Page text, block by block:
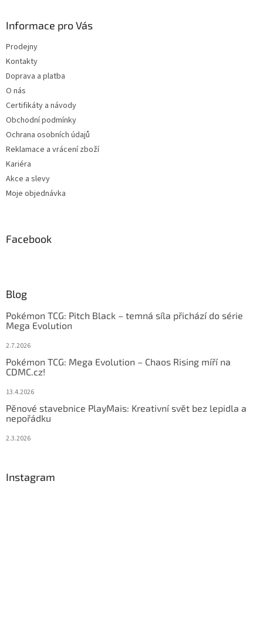
Informace pro Vás
Prodejny
Kontakty
Doprava a platba
O nás
Certifikáty a návody
Obchodní podmínky
Ochrana osobních údajů
Reklamace a vrácení zboží
Kariéra
Akce a slevy
Moje objednávka
Facebook
Blog
Pokémon TCG: Pitch Black – temná síla přichází do série
Mega Evolution
2.7.2026
Pokémon TCG: Mega Evolution – Chaos Rising míří na
CDMC.cz!
13.4.2026
Pěnové stavebnice PlayMais: Kreativní svět bez lepidla a
nepořádku
2.3.2026
Instagram